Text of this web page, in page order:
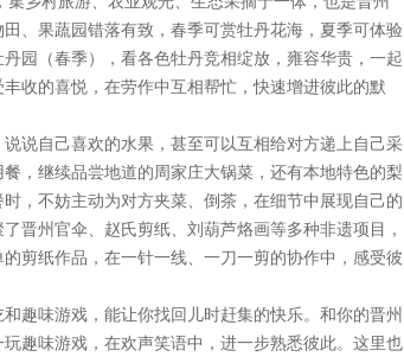
、果蔬园错落有致，春季可赏牡丹花海，夏季可体验
园（春季），看各色牡丹竞相绽放，雍容华贵，一起
收的喜悦，在劳作中互相帮忙，快速增进彼此的默
说自己喜欢的水果，甚至可以互相给对方递上自己采
，继续品尝地道的周家庄大锅菜，还有本地特色的梨
，不妨主动为对方夹菜、倒茶，在细节中展现自己的
晋州官伞、赵氏剪纸、刘葫芦烙画等多种非遗项目，
剪纸作品，在一针一线、一刀一剪的协作中，感受彼
趣味游戏，能让你找回儿时赶集的快乐。和你的晋州
趣味游戏，在欢声笑语中，进一步熟悉彼此。这里也